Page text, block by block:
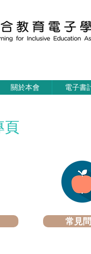
關於本會 電子書
頁
常見